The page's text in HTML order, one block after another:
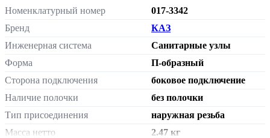
Номенклатурный номер
017-3342
Бренд
КАЗ
Инженерная система
Санитарные узлы
Форма
П-образный
Сторона подключения
боковое подключение
Наличие полочки
без полочки
Тип присоединения
наружная резьба
Масса нетто
2.47 кг